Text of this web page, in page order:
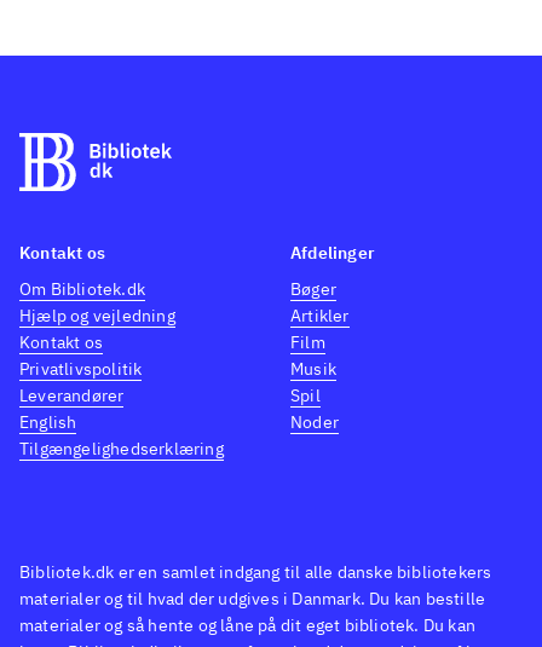
Bibliotek.dk er en samlet indgang til alle danske bibliotekers
materialer og til hvad der udgives i Danmark. Du kan bestille
materialer og så hente og låne på dit eget bibliotek. Du kan
Kontakt os
Om Bibliotek.dk
Hjælp og vejledning
Kontakt os
Privatlivspolitik
Leverandører
English
Tilgængelighedserklæring
Afdelinger
Bøger
Artikler
Film
Musik
Spil
Noder